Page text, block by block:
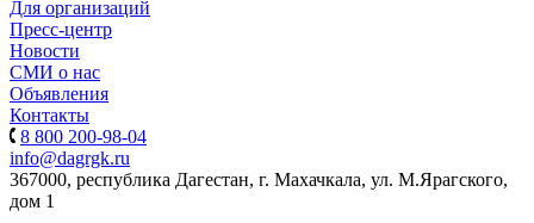
Для организаций
Пресс-центр
Новости
СМИ о нас
Объявления
Контакты
8 800 200-98-04
info@dagrgk.ru
367000, республика Дагестан, г. Махачкала, ул. М.Ярагского,
дом 1